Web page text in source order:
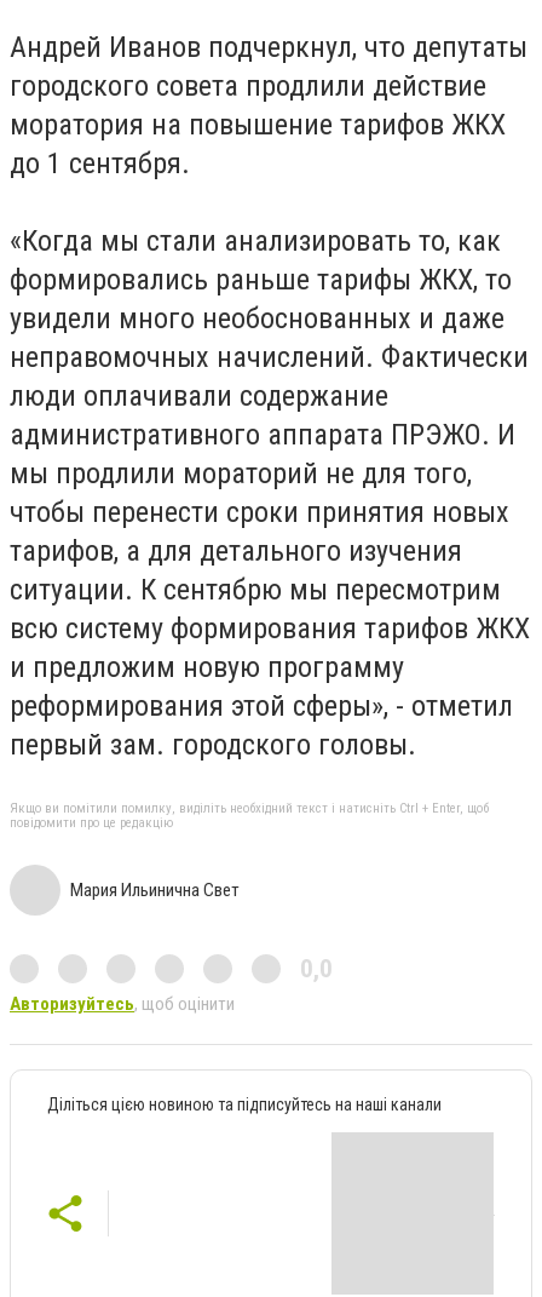
Андрей Иванов подчеркнул, что депутаты
городского совета продлили действие
моратория на повышение тарифов ЖКХ
до 1 сентября.
«Когда мы стали анализировать то, как
формировались раньше тарифы ЖКХ, то
увидели много необоснованных и даже
неправомочных начислений. Фактически
люди оплачивали содержание
административного аппарата ПРЭЖО. И
мы продлили мораторий не для того,
чтобы перенести сроки принятия новых
тарифов, а для детального изучения
ситуации. К сентябрю мы пересмотрим
всю систему формирования тарифов ЖКХ
и предложим новую программу
реформирования этой сферы», - отметил
первый зам. городского головы.
Якщо ви помітили помилку, виділіть необхідний текст і натисніть Ctrl + Enter, щоб
повідомити про це редакцію
Мария Ильинична Свет
0,0
Авторизуйтесь, щоб оцінити
Діліться цією новиною та підписуйтесь на наші канали